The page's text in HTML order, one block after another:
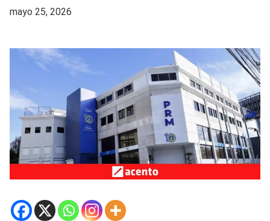
mayo 25, 2026